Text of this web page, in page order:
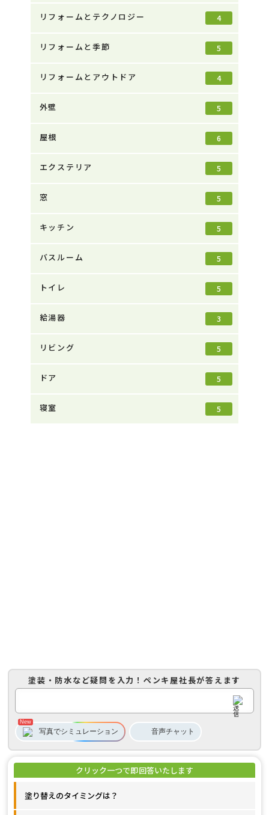
リフォームとテクノロジー 4
リフォームと季節 5
リフォームとアウトドア 4
外壁 5
屋根 6
エクステリア 5
窓 5
キッチン 5
バスルーム 5
トイレ 5
給湯器 3
リビング 5
ドア 5
寝室 5
塗装・防水など疑問を入力！ ペンキ屋社長が答えます
写真でシミュレーション 音声チャット
塗り替えのタイミングは？